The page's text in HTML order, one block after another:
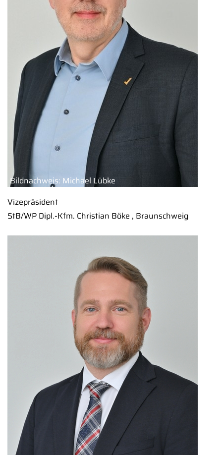
Bildnachweis: Michael Lübke
Vizepräsident
StB/WP Dipl.-Kfm. Christian Böke , Braunschweig